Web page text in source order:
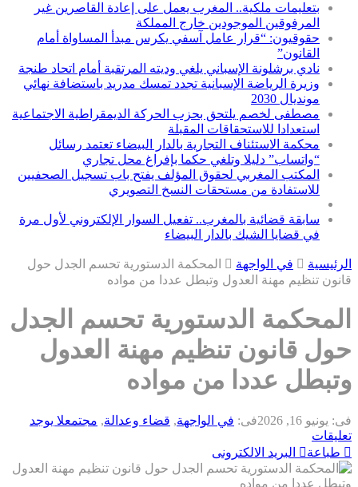
بتعليمات ملكية.. المغرب يعمل على إعادة القاصرين غير
المرفوقين الموجودين خارج المملكة
حقوقيون: “قرار عامل آسفي يكرس مبدأ المساواة أمام
القانون”
نادي برشلونة الإسباني يلغي وديته المرتقبة أمام اتحاد طنجة
وزيرة الرياضة الإسبانية تجدد تمسك مدريد باستضافة نهائي
مونديال 2030
مصطفى لخصم يلتحق بحزب الحركة الديمقراطية الاجتماعية
استعدادا للاستحقاقات المقبلة
محكمة الاستئناف التجارية بالدار البيضاء تعتمد رسائل
“واتساب” دليلا وتلغي حكما بإفراغ محل تجاري
المكتب المغربي لحقوق المؤلف يفتح باب تسجيل الصحفيين
للاستفادة من مستحقات النسخ التصويري
سابقة قضائية بالمغرب.. تفعيل السوار الإلكتروني لأول مرة
في قضايا الشيك بالدار البيضاء
الرئيسية في الواجهة
المحكمة الدستورية تحسم الجدل حول
قانون تنظيم مهنة العدول وتبطل عددا من مواده
المحكمة الدستورية تحسم الجدل
حول قانون تنظيم مهنة العدول
وتبطل عددا من مواده
فى: يونيو 16, 2026 فى: في الواجهة, قضاء وعدالة, مجتمعلا يوجد
تعليقات
طباعة
البريد الالكترونى